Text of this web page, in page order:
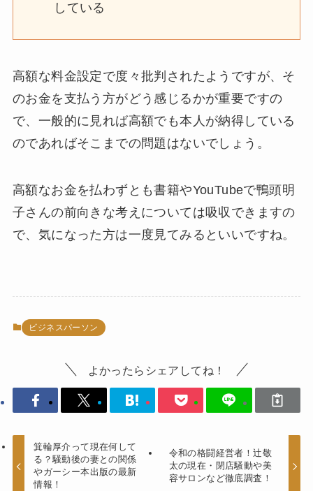
している
高額な料金設定で度々批判されたようですが、そ
のお金を支払う方がどう感じるかが重要ですの
で、一般的に見れば高額でも本人が納得している
のであればそこまでの問題はないでしょう。
高額なお金を払わずとも書籍やYouTubeで鴨頭明
子さんの前向きな考えについては吸収できますの
で、気になった方は一度見てみるといいですね。
ビジネスパーソン
よかったらシェアしてね！
箕輪厚介って現在何して
る？騒動後の妻との関係
やガーシー本出版の最新
情報！
令和の格闘経営者！辻敬
太の現在・閉店騒動や美
容サロンなど徹底調査！